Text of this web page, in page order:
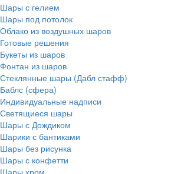
Шары с гелием
Шары под потолок
Облако из воздушных шаров
Готовые решения
Букеты из шаров
Фонтан из шаров
Стеклянные шары (Дабл стафф)
Баблс (сфера)
Индивидуальные надписи
Светящиеся шары
Шары с Дождиком
Шарики с бантиками
Шары без рисунка
Шары с конфетти
Шары хром